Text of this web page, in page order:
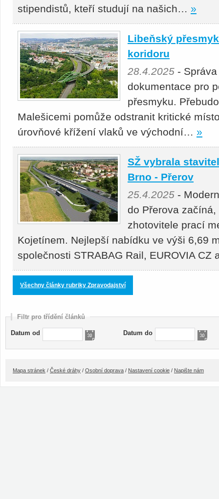
stipendistů, kteří studují na našich… »
Libeňský
koridoru
28.4.2025 -
dokumentace pro
přesmyku.
Malešicemi pomůže odstranit kritické
úrovňové křížení vlaků ve východní… »
SŽ vybrala
Brno - Přerov
25.4.2025 -
do Přerova
zhotovitele prací
Kojetínem. Nejlepší nabídku ve výši 6,69
společnosti STRABAG Rail, EUROVIA
Všechny články rubriky Zpravodajství
Filtr pro třídění článků
Datum od Datum do
Mapa stránek / České dráhy / Osobní doprava / Nastavení cookie / Napište nám